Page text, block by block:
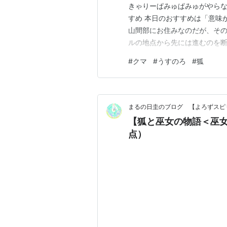
きゃりーぱみゅぱみゅがやら
すめ 本日のおすすめは「意味
山間部にお住みなのだが、そ
ルの地点から先には進むのを
ので「うすのろ専用店」を作
味がない 昔使っていた海外製
#クマ #うすのろ #狐
まるの日圭のブログ 【よろずスピ
【狐と巫女の物語＜巫
点）